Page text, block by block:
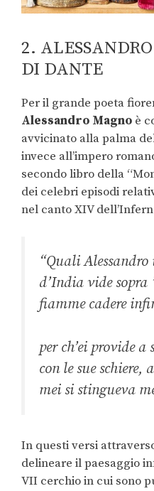
2.
DI DANTE
Per il grande poeta
Alessandro Magno è
avvicinato alla palma
invece all’impero
secondo libro della
dei celebri episodi
nel canto XIV
“Quali
d’India vide sopra
fiamme cadere
per ch’ei provide
con le sue schiere,
mei si stingueva
In questi versi
delineare il paesaggio
VII cerchio in cui sono